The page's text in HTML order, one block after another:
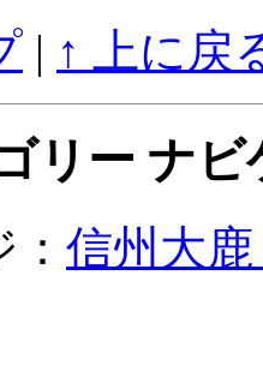
| ↑ 上に戻
リー ナビ
信州大